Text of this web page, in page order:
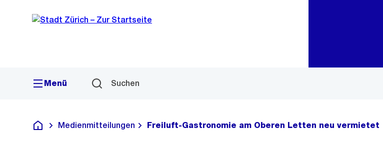
Navigation
Sprunglink
Menü Suchen
Deutsch
Medienmitteilungen Freiluft-Gastronomie am Oberen Letten neu vermietet